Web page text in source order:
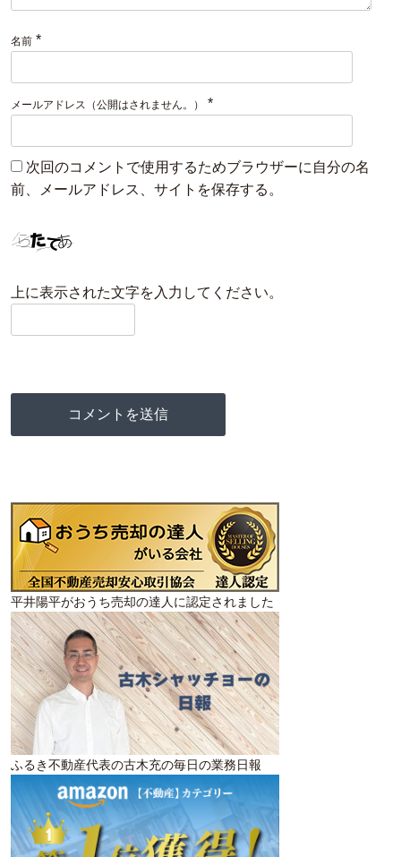
名前 *
メールアドレス（公開はされません。） *
次回のコメントで使用するためブラウザーに自分の名
前、メールアドレス、サイトを保存する。
上に表示された文字を入力してください。
平井陽平がおうち売却の達人に認定されました
ふるき不動産代表の古木充の毎日の業務日報